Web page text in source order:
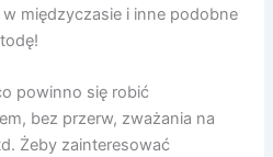
międzyczasie i inne podobne
powinno się robić
bez przerw, zważania na
Żeby zainteresować